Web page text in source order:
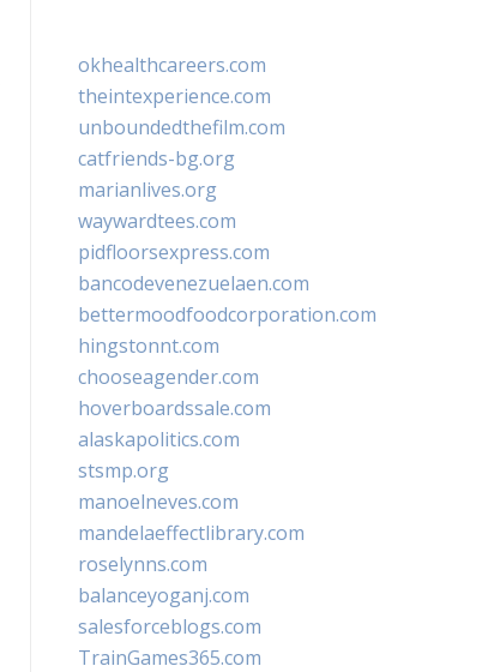
okhealthcareers.com
theintexperience.com
unboundedthefilm.com
catfriends-bg.org
marianlives.org
waywardtees.com
pidfloorsexpress.com
bancodevenezuelaen.com
bettermoodfoodcorporation.com
hingstonnt.com
chooseagender.com
hoverboardssale.com
alaskapolitics.com
stsmp.org
manoelneves.com
mandelaeffectlibrary.com
roselynns.com
balanceyoganj.com
salesforceblogs.com
TrainGames365.com